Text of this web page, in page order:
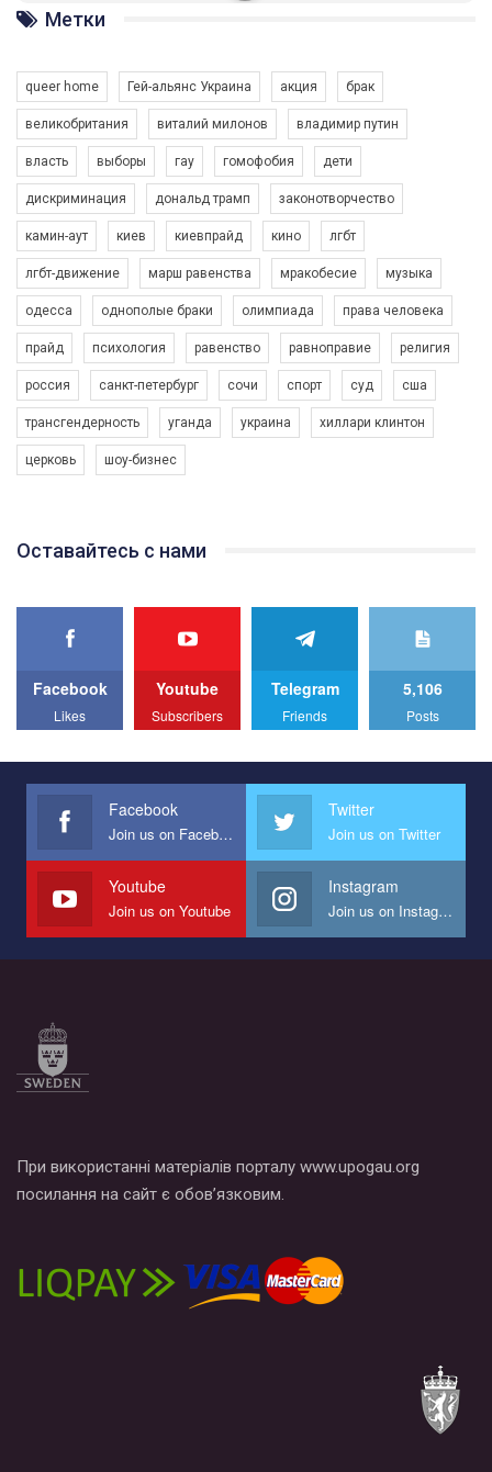
ГАУ є в 16 областях України.
Разом наш голос лунає гучніше!
Зупинимо насильство проти ЛГБТ в Україні! Stop violence against LGBT in Ukraine!
6/30/2017
Емоційний та вражаючий промо-ролік на конкурс PACT, який
представляє програму "Гей-альянс Україна" з протидії
насильству проти ЛГБТ в Україні.
Ми просимо вашої підтримки, щоб реалізувати нашу
програму з боротьби з насильством проти ЛГБТ в Україні.
Якщо ти хочеш підтримати нас - просто натисни "лайк" під
best video, representing programme for the development of
We appeal to your support and ask to help us implement our plan
All you have to do is to press "Like" below the video.
Эмоционально сильный ролик от команды "Гей-альянс
представляющий программу развития организации.
Мы просим вас поддержать нас и помочь нам реализовать
наш план по борьбе с насилием и дискриминацией на почве
СОГИ в Украине.
Все, что вам нужно сделать - это зайти на наш канал YouTube
1.9K Просмотров • 226 Нравится • 5 Комментариев
Метки
queer home Гей-альянс Украина акция брак
великобритания виталий милонов владимир путин
власть выборы гау гомофобия дети
дискриминация дональд трамп законотворчество
камин-аут киев киевпрайд кино лгбт
лгбт-движение марш равенства мракобесие музыка
одесса однополые браки олимпиада права человека
прайд психология равенство равноправие религия
россия санкт-петербург сочи спорт суд сша
трансгендерность уганда украина хиллари клинтон
церковь шоу-бизнес
Оставайтесь с нами
Facebook
Likes
Youtube
Subscribers
Telegram
Friends
5,106
Posts
Facebook
Join us on Facebook
Twitter
Join us on Twitter
Youtube
Join us on Youtube
Instagram
Join us on Instagram
При використанні матеріалів порталу www.upogau.org
посилання на сайт є обов’язковим.